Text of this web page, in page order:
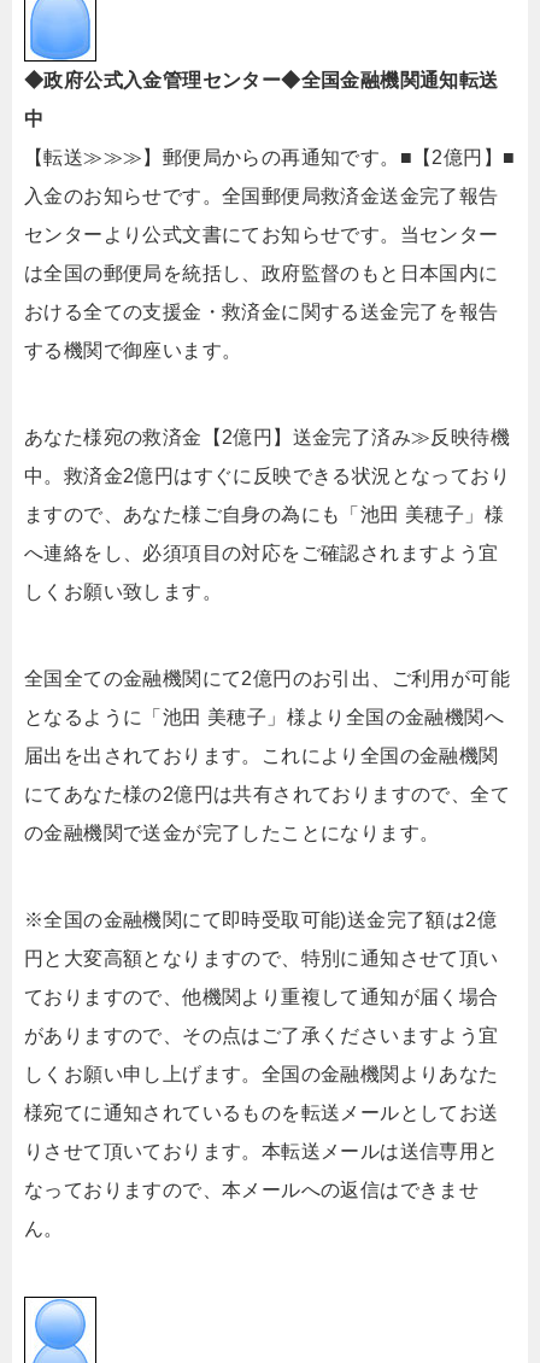
◆政府公式入金管理センター◆全国金融機関通知転送
中
【転送≫≫≫】郵便局からの再通知です。■【2億円】■
入金のお知らせです。全国郵便局救済金送金完了報告
センターより公式文書にてお知らせです。当センター
は全国の郵便局を統括し、政府監督のもと日本国内に
おける全ての支援金・救済金に関する送金完了を報告
する機関で御座います。
あなた様宛の救済金【2億円】送金完了済み≫反映待機
中。救済金2億円はすぐに反映できる状況となっており
ますので、あなた様ご自身の為にも「池田 美穂子」様
へ連絡をし、必須項目の対応をご確認されますよう宜
しくお願い致します。
全国全ての金融機関にて2億円のお引出、ご利用が可能
となるように「池田 美穂子」様より全国の金融機関へ
届出を出されております。これにより全国の金融機関
にてあなた様の2億円は共有されておりますので、全て
の金融機関で送金が完了したことになります。
※全国の金融機関にて即時受取可能)送金完了額は2億
円と大変高額となりますので、特別に通知させて頂い
ておりますので、他機関より重複して通知が届く場合
がありますので、その点はご了承くださいますよう宜
しくお願い申し上げます。全国の金融機関よりあなた
様宛てに通知されているものを転送メールとしてお送
りさせて頂いております。本転送メールは送信専用と
なっておりますので、本メールへの返信はできませ
ん。